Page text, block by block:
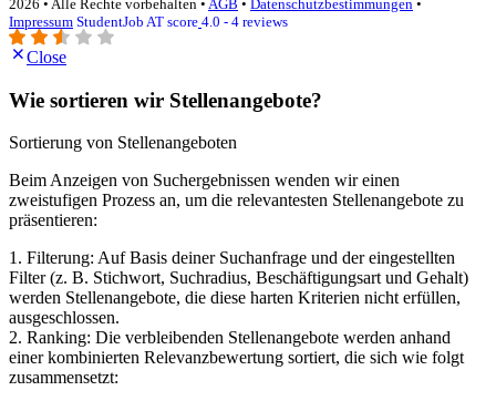
2026 • Alle Rechte vorbehalten • AGB • Datenschutzbestimmungen •
Impressum StudentJob AT score 4.0 - 4 reviews
Close
Wie sortieren wir Stellenangebote?
Sortierung von Stellenangeboten
Beim Anzeigen von Suchergebnissen wenden wir einen
zweistufigen Prozess an, um die relevantesten Stellenangebote zu
präsentieren:
1. Filterung: Auf Basis deiner Suchanfrage und der eingestellten
Filter (z. B. Stichwort, Suchradius, Beschäftigungsart und Gehalt)
werden Stellenangebote, die diese harten Kriterien nicht erfüllen,
ausgeschlossen.
2. Ranking: Die verbleibenden Stellenangebote werden anhand
einer kombinierten Relevanzbewertung sortiert, die sich wie folgt
zusammensetzt: